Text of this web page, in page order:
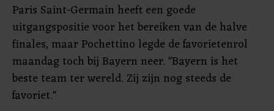
Paris Saint-Germain heeft een goede
uitgangspositie voor het bereiken van de halve
finales, maar Pochettino legde de favorietenrol
maandag toch bij Bayern neer. "Bayern is het
beste team ter wereld. Zij zijn nog steeds de
favoriet."